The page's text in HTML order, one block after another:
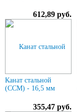
612,89 руб.
Канат стальной
(ССМ) - 16,5 мм
355,47 руб.